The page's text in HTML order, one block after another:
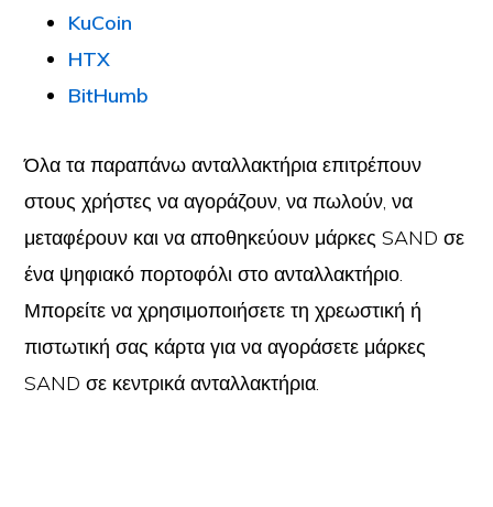
KuCoin
HTX
BitHumb
Όλα τα παραπάνω ανταλλακτήρια επιτρέπουν
στους χρήστες να αγοράζουν, να πωλούν, να
μεταφέρουν και να αποθηκεύουν μάρκες SAND σε
ένα ψηφιακό πορτοφόλι στο ανταλλακτήριο.
Μπορείτε να χρησιμοποιήσετε τη χρεωστική ή
πιστωτική σας κάρτα για να αγοράσετε μάρκες
SAND σε κεντρικά ανταλλακτήρια.